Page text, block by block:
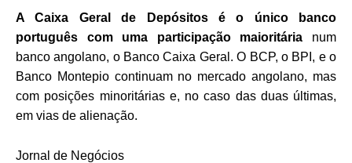
A Caixa Geral de Depósitos é o único banco
português com uma participação maioritária num
banco angolano, o Banco Caixa Geral. O BCP, o BPI, e o
Banco Montepio continuam no mercado angolano, mas
com posições minoritárias e, no caso das duas últimas,
em vias de alienação.
Jornal de Negócios